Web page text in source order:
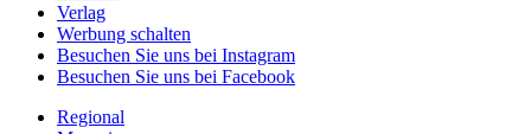
Verlag
Werbung schalten
Besuchen Sie uns bei Instagram
Besuchen Sie uns bei Facebook
Regional